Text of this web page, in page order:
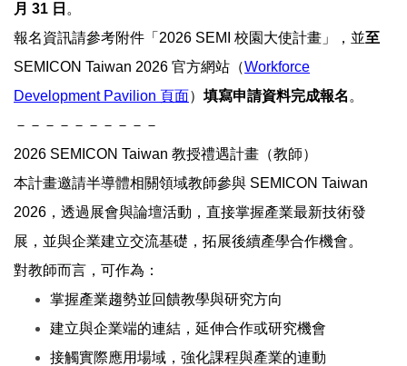
月 31 日 。
報名資訊請參考附件「 2026 SEMI 校園大使計畫」，並至
SEMICON Taiwan 2026 官方網站（Workforce
Development Pavilion 頁面） 填寫申請資料完成報名 。
－－－－－－－－－－
2026 SEMICON Taiwan 教授禮遇計畫（教師）
本計畫邀請半導體相關領域教師參與 SEMICON Taiwan
2026 ，透過展會與論壇活動，直接掌握產業最新技術發
展，並與企業建立交流基礎，拓展後續產學合作機會。
對教師而言，可作為：
掌握產業趨勢並回饋教學與研究方向
建立與企業端的連結，延伸合作或研究機會
接觸實際應用場域，強化課程與產業的連動